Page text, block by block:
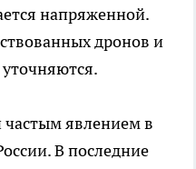
напряженной.
дронов и
частым явлением в
В последние